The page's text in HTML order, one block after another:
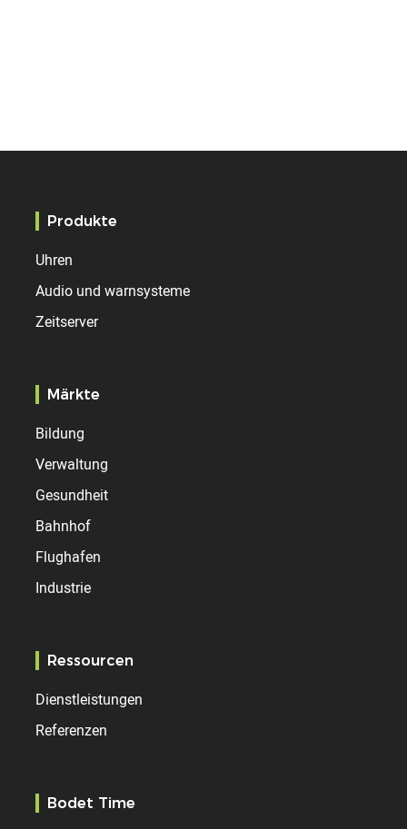
Produkte
Uhren
Audio und warnsysteme
Zeitserver
Märkte
Bildung
Verwaltung
Gesundheit
Bahnhof
Flughafen
Industrie
Ressourcen
Dienstleistungen
Referenzen
Bodet Time